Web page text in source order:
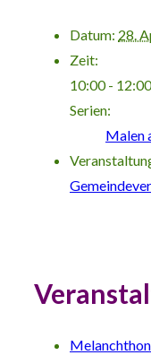
Datum: 28.
Zeit:
10:00 - 12:00
Serien:
Malen
Melanchthon